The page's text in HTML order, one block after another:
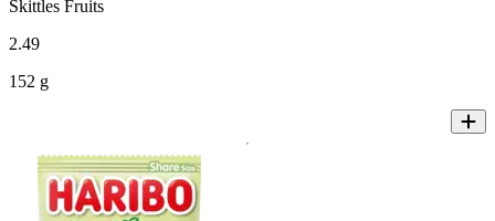
Skittles Fruits
2.49
152 g